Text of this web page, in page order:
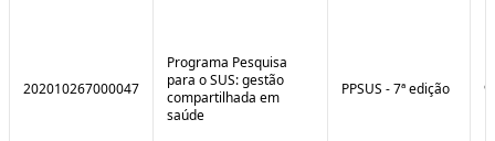
202010267000047
Programa Pesquisa
para o SUS: gestão
compartilhada em
saúde
PPSUS - 7ª edição